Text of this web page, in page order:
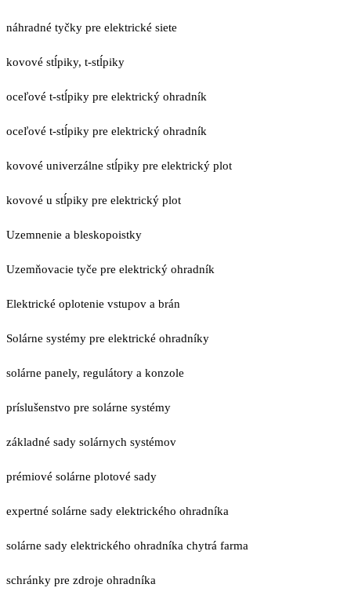
náhradné tyčky pre elektrické siete
kovové stĺpiky, t-stĺpiky
oceľové t-stĺpiky pre elektrický ohradník
oceľové t-stĺpiky pre elektrický ohradník
kovové univerzálne stĺpiky pre elektrický plot
kovové u stĺpiky pre elektrický plot
Uzemnenie a bleskopoistky
Uzemňovacie tyče pre elektrický ohradník
Elektrické oplotenie vstupov a brán
Solárne systémy pre elektrické ohradníky
solárne panely, regulátory a konzole
príslušenstvo pre solárne systémy
základné sady solárnych systémov
prémiové solárne plotové sady
expertné solárne sady elektrického ohradníka
solárne sady elektrického ohradníka chytrá farma
schránky pre zdroje ohradníka